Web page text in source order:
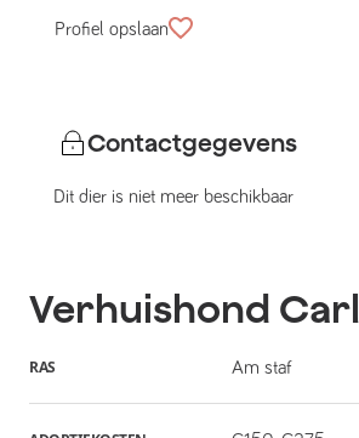
Profiel opslaan
Contactgegevens
Dit dier is niet meer beschikbaar
Verhuishond
RAS Am staf